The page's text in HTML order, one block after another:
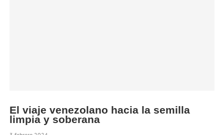
El viaje venezolano hacia la semilla
limpia y soberana